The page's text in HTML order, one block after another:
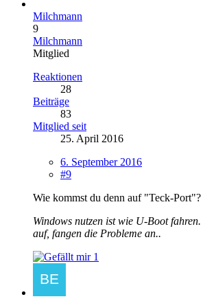
Milchmann
9
Milchmann
Mitglied
Reaktionen
28
Beiträge
83
Mitglied seit
25. April 2016
6. September 2016
#9
Wie kommst du denn auf "Teck-Port"?
Windows nutzen ist wie U-Boot
auf, fangen die Probleme an..
1